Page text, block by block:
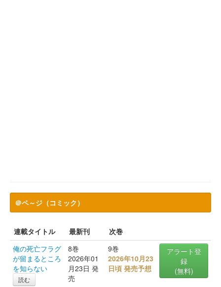
＠ペ～ジ（コミック）
連載タイトル 最新刊
次巻
俺の死亡フラグ
が留まるところ
を知らない
読む
8巻
2026年01
月23日 発
売
9巻
2026年10月23
日頃 発売予想
アラート登
録
(無料)